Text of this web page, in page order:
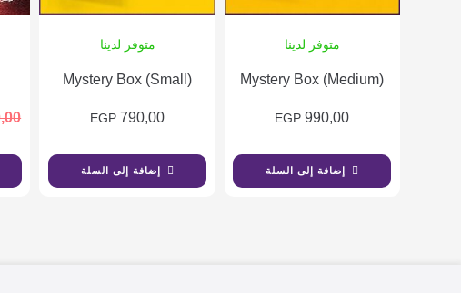
متوفر لدينا
Mystery Box (Medium)
990,00
EGP
إضافة إلى السلة
متوفر لدينا
Mystery Box (Small)
790,00
EGP
إضافة إلى السلة